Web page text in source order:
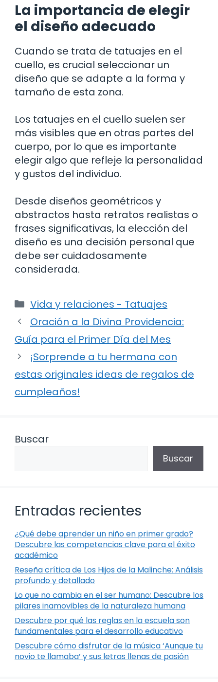
La importancia de elegir
el diseño adecuado
Cuando se trata de tatuajes en el
cuello, es crucial seleccionar un
diseño que se adapte a la forma y
tamaño de esta zona.
Los tatuajes en el cuello suelen ser
más visibles que en otras partes del
cuerpo, por lo que es importante
elegir algo que refleje la personalidad
y gustos del individuo.
Desde diseños geométricos y
abstractos hasta retratos realistas o
frases significativas, la elección del
diseño es una decisión personal que
debe ser cuidadosamente
considerada.
Categorías
Vida y relaciones - Tatuajes
Oración a la Divina Providencia:
Guía para el Primer Día del Mes
¡Sorprende a tu hermana con
estas originales ideas de regalos de
cumpleaños!
Buscar
Buscar
Entradas recientes
¿Qué debe aprender un niño en primer grado?
Descubre las competencias clave para el éxito
académico
Reseña crítica de Los Hijos de la Malinche: Análisis
profundo y detallado
Lo que no cambia en el ser humano: Descubre los
pilares inamovibles de la naturaleza humana
Descubre por qué las reglas en la escuela son
fundamentales para el desarrollo educativo
Descubre cómo disfrutar de la música ‘Aunque tu
novio te llamaba’ y sus letras llenas de pasión